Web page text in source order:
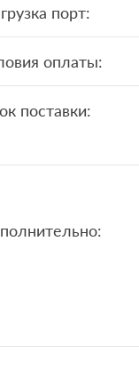
порт:
оплаты:
поставки: